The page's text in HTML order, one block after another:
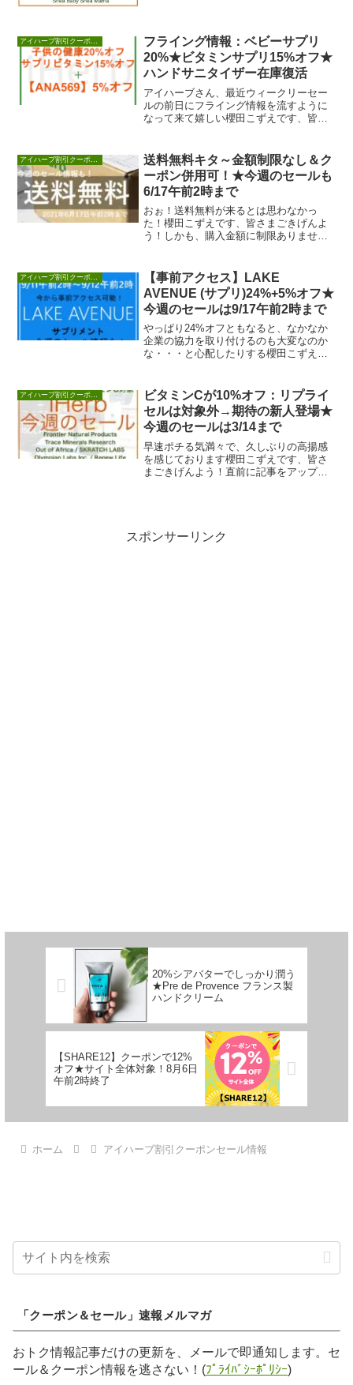
アイハーブ割引クーポンセール情報
フライング情報：ベビーサプリ
20%★ビタミンサプリ15%オフ★
ハンドサニタイザー在庫復活
アイハーブさん、最近ウィークリーセー
ルの前日にフライング情報を流すように
なって来て嬉しい櫻田こずえです、皆さ
送料無料キタ～金額制限なし＆ク
ーポン併用可！★今週のセールも
6/17午前2時まで
おぉ！送料無料が来るとは思わなかっ
た！櫻田こずえです、皆さまごきげんよ
う！しかも、購入金額に制限ありませ
アイハーブ割引クーポンセール情報
【事前アクセス】LAKE
AVENUE (サプリ)24%+5%オフ★
今週のセールは9/17午前2時まで
やっぱり24%オフともなると、なかなか
企業の協力を取り付けるのも大変なのか
な・・・と心配したりする櫻田こずえで
アイハーブ割引クーポンセール情報
ビタミンCが10%オフ：リプライ
セルは対象外→期待の新人登場★
今週のセールは3/14まで
早速ポチる気満々で、久しぶりの高揚感
を感じております櫻田こずえです、皆さ
まごきげんよう！直前に記事をアップし
スポンサーリンク
20%シアバターでしっかり潤う
★Pre de Provence フランス製
ハンドクリーム
【SHARE12】クーポンで12%
オフ★サイト全体対象！8月6日
午前2時終了
ホーム アイハーブ割引クーポンセール情報
「クーポン＆セール」速報メルマガ
おトク情報記事だけの更新を、メールで即通知します。セ
ール＆クーポン情報を逃さない！(ﾌﾟﾗｲﾊﾞｼｰﾎﾟﾘｼｰ)